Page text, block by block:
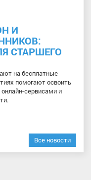
И
СТАРШЕГО
на бесплатные
помогают освоить
сервисами и
Все новости